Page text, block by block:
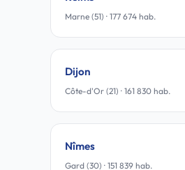
Marne (51) · 177 674 hab.
Dijon
Côte-d'Or (21) · 161 830 hab.
Nîmes
Gard (30) · 151 839 hab.